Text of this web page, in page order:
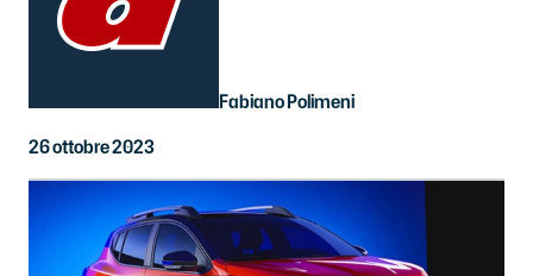
Fabiano Polimeni
26 ottobre 2023